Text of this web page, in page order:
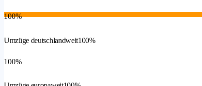
100%
Umzüge deutschlandweit100%
100%